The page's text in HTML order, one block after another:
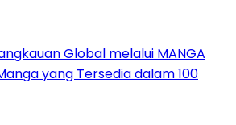
Global melalui MANGA
yang Tersedia dalam 100